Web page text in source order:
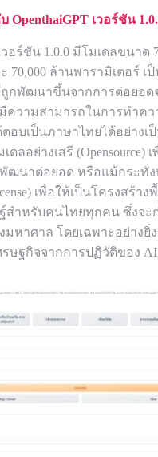
OpenthaiGPT เวอร์ชัน
วอร์ชัน 1.0.0 มีโมเดลขนาด
70,000 ล้านพารามิเตอร์
กพัฒนาขึ้นจากการต่อยอดจ
ความสามารถในการทำคว
อบเป็นภาษาไทยได้อย่างเ
ดลอย่างเสรี (Opensource)
ฒนาต่อยอด หรือแม้กระทั่ง
เพื่อให้เป็นโครงสร้า
ำหรับคนไทยทุกคน ซึ่งจะ
มหาศาล โดยเฉพาะอย่างยิ่
รษฐกิจจากการปฏิวัติของ AI